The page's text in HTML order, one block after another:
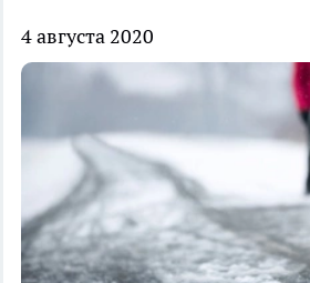
4 августа 2020